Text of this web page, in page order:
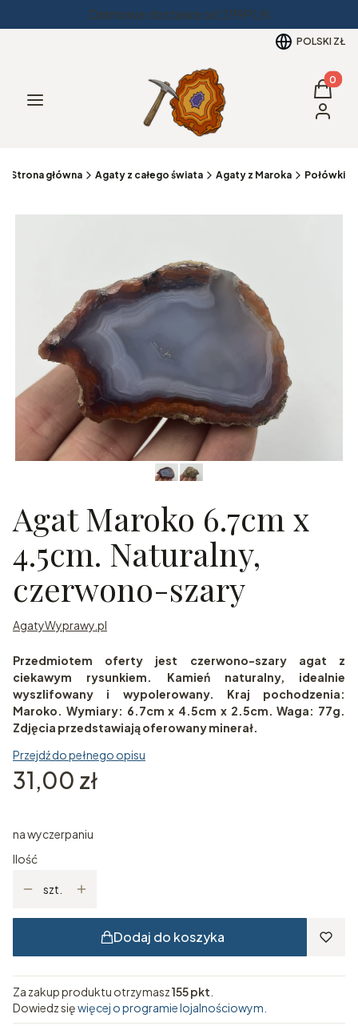
Darmowa dostawa od 299PLN
POLSKI ZŁ
Menu
Koszyk
Strona główna Agaty z całego świata Agaty z Maroka Połówki
Agat Maroko 6.7cm x
4.5cm. Naturalny,
czerwono-szary
AgatyWyprawy.pl
Przedmiotem oferty jest czerwono-szary agat z
ciekawym rysunkiem. Kamień naturalny, idealnie
wyszlifowany i wypolerowany. Kraj pochodzenia:
Maroko. Wymiary: 6.7cm x 4.5cm x 2.5cm. Waga: 77g.
Zdjęcia przedstawiają oferowany minerał.
Przejdź do pełnego opisu
Cena
31,00 zł
na wyczerpaniu
Ilość
szt.
Dodaj do koszyka
Za zakup produktu otrzymasz155 pkt
Dowiedz sięwięcej o programie lojalnościowym.